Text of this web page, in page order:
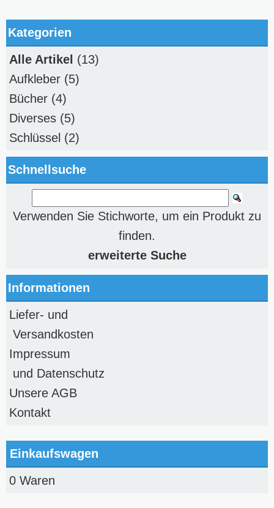
Kategorien
Alle Artikel (13)
Aufkleber (5)
Bücher (4)
Diverses (5)
Schlüssel (2)
Schnellsuche
Verwenden Sie Stichworte, um ein Produkt zu
finden.
erweiterte Suche
Informationen
Liefer- und
Versandkosten
Impressum
und Datenschutz
Unsere AGB
Kontakt
Einkaufswagen
0 Waren